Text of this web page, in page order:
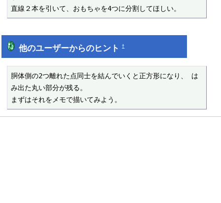
直線２本を引いて、おもちゃを4つに分割してほしい。
他のユーザーからのヒント†
胴体側の2つ離れた点同士を結んでいくと正方形になり、 は
み出た丸い部分が残る。
まずはそれをメモで描いてみよう。